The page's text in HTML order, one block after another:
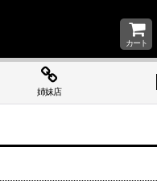
カート
姉妹店